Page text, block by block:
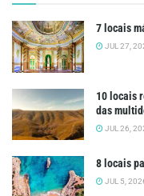
7 locais
JUL 27,
10 locais
das
JUL 26,
8 locais
JUL 5,